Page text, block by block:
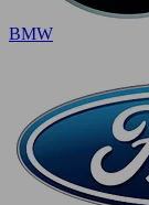
BMW